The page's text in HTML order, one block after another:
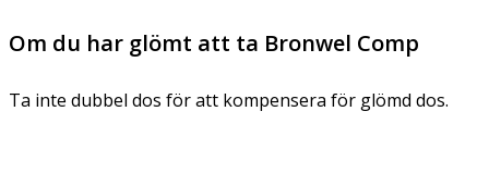
Om du har glömt att ta Bronwel Comp
Ta inte dubbel dos för att kompensera för glömd dos.